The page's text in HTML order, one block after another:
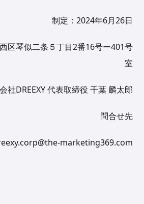
制定：2024年6月26日
区琴似二条５丁目2番16号ー401号
室
社DREEXY 代表取締役 千葉 麟太郎
問合せ先
marketing369.com